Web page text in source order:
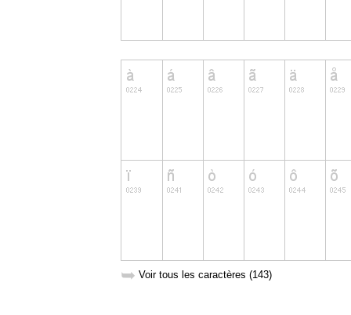
➥ Voir tous les caractères (143)